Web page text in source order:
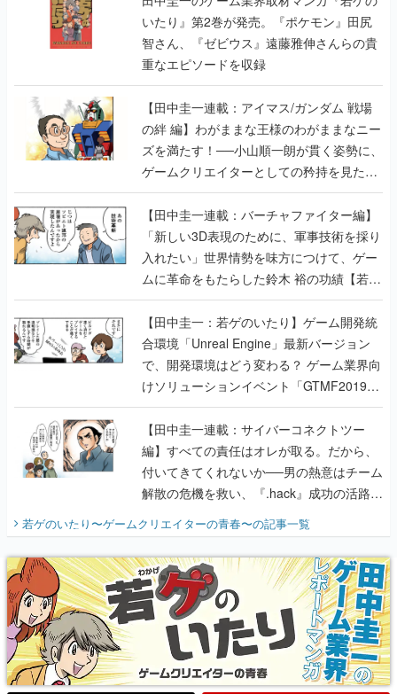
いたり』第2巻が発売。『ポケモン』田尻
智さん、『ゼビウス』遠藤雅伸さんらの貴
重なエピソードを収録
【田中圭一連載：アイマス/ガンダム 戦場
の絆 編】わがままな王様のわがままなニー
ズを満たす！──小山順一朗が貫く姿勢に、
ゲームクリエイターとしての矜持を見た
【若ゲのいたり最終回】
【田中圭一連載：バーチャファイター編】
「新しい3D表現のために、軍事技術を採り
入れたい」世界情勢を味方につけて、ゲー
ムに革命をもたらした鈴木 裕の功績【若ゲ
のいたり】
【田中圭一：若ゲのいたり】ゲーム開発統
合環境「Unreal Engine」最新バージョン
で、開発環境はどう変わる？ ゲーム業界向
けソリューションイベント「GTMF2019」
に行って、より理解を深めよう【PR】
【田中圭一連載：サイバーコネクトツー
編】すべての責任はオレが取る。だから、
付いてきてくれないか──男の熱意はチーム
解散の危機を救い、『.hack』成功の活路を
『少年ジャンプ』色だった【若ゲのいた
り】
若ゲのいたり〜ゲームクリエイターの青春〜の記事一覧